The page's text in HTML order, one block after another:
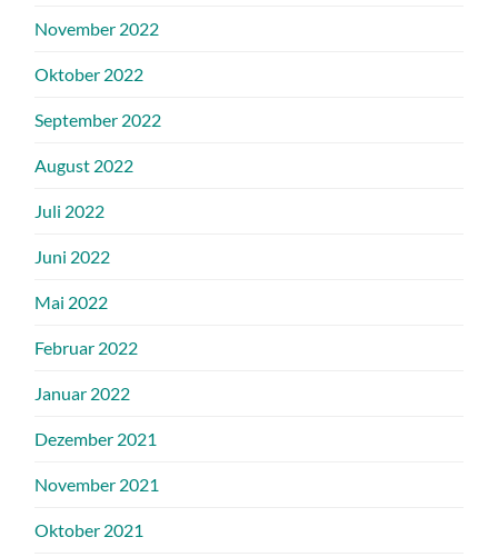
November 2022
Oktober 2022
September 2022
August 2022
Juli 2022
Juni 2022
Mai 2022
Februar 2022
Januar 2022
Dezember 2021
November 2021
Oktober 2021